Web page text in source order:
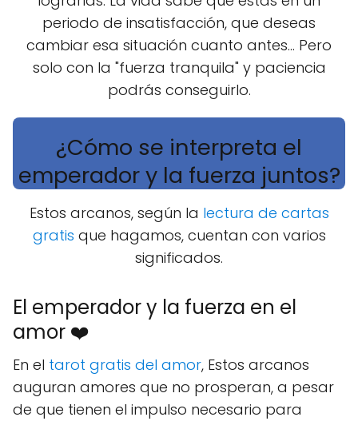
periodo de insatisfacción, que deseas
cambiar esa situación cuanto antes... Pero
solo con la "fuerza tranquila" y paciencia
podrás conseguirlo.
¿Cómo se interpreta el
emperador y la fuerza juntos?
Estos arcanos, según la lectura de cartas
gratis que hagamos, cuentan con varios
significados.
El emperador y la fuerza en el
amor ❤️
En el tarot gratis del amor, Estos arcanos
auguran amores que no prosperan, a pesar
de que tienen el impulso necesario para